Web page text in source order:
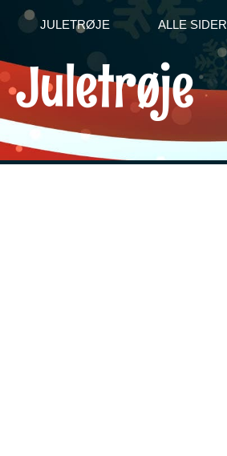
JULETRØJE ALLE SIDER
Juletrøje